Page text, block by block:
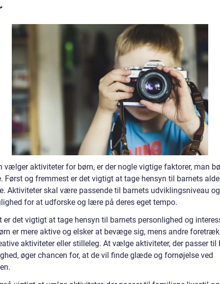
vælger aktiviteter for børn, er der nogle vigtige faktorer, man
Først og fremmest er det vigtigt at tage hensyn til barnets
Aktiviteter skal være passende til barnets udviklingsniveau
for at udforske og lære på deres eget tempo.
det vigtigt at tage hensyn til barnets personlighed og
er mere aktive og elsker at bevæge sig, mens andre
aktiviteter eller stilleleg. At vælge aktiviteter, der passer til
øger chancen for, at de vil finde glæde og fornøjelse ved